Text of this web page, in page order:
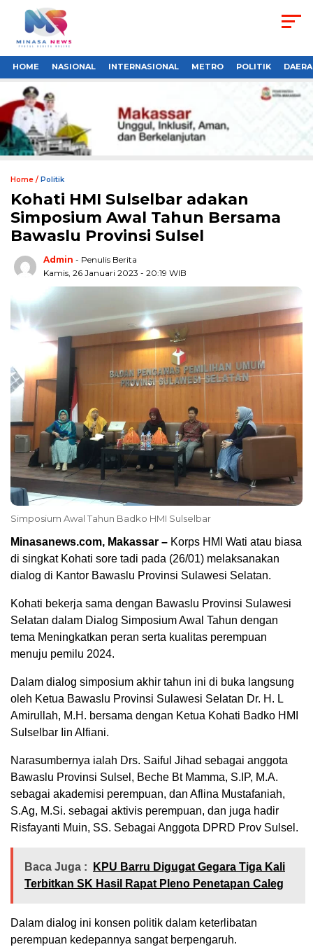
HOME NASIONAL INTERNASIONAL METRO POLITIK
Home / Politik
Kohati HMI Sulselbar adakan
Simposium Awal Tahun Bersama
Bawaslu Provinsi Sulsel
Admin - Penulis Berita
Kamis, 26 Januari 2023 - 20:19 WIB
Simposium Awal Tahun Badko HMI Sulselbar
Minasanews.com, Makassar – Korps HMI Wati atau biasa
di singkat Kohati sore tadi pada (26/01) melaksanakan
dialog di Kantor Bawaslu Provinsi Sulawesi Selatan.
Kohati bekerja sama dengan Bawaslu Provinsi Sulawesi
Selatan dalam Dialog Simposium Awal Tahun dengan
tema Meningkatkan peran serta kualitas perempuan
menuju pemilu 2024.
Dalam dialog simposium akhir tahun ini di buka langsung
oleh Ketua Bawaslu Provinsi Sulawesi Selatan Dr. H. L
Amirullah, M.H. bersama dengan Ketua Kohati Badko HMI
Sulselbar Iin Alfiani.
Narasumbernya ialah Drs. Saiful Jihad sebagai anggota
Bawaslu Provinsi Sulsel, Beche Bt Mamma, S.IP, M.A.
sebagai akademisi perempuan, dan Aflina Mustafaniah,
S.Ag, M.Si. sebagai aktivis perempuan, dan juga hadir
Risfayanti Muin, SS. Sebagai Anggota DPRD Prov Sulsel.
Baca Juga :
KPU Barru Digugat Gegara Tiga Kali
Terbitkan SK Hasil Rapat Pleno Penetapan Caleg
Dalam dialog ini konsen politik dalam keterlibatan
perempuan kedepannya sangat berpengaruh.